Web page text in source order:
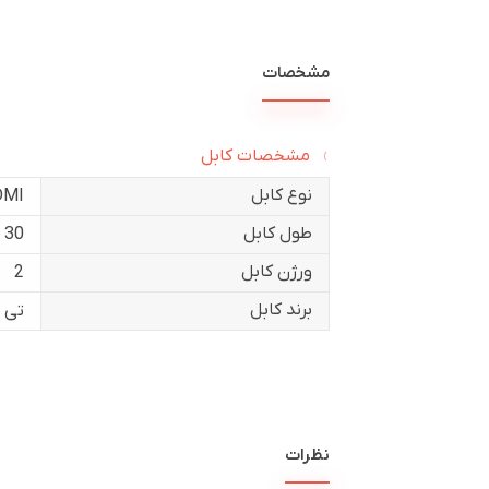
مشخصات
مشخصات کابل
نوع کابل
طول کابل
30 متر
ورژن کابل
2
برند کابل
نظرات